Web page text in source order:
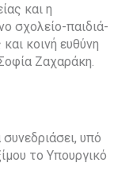
και η
σχολείο-παιδιά-
κοινή ευθύνη
Ζαχαράκη.
υπό
το Υπουργικό